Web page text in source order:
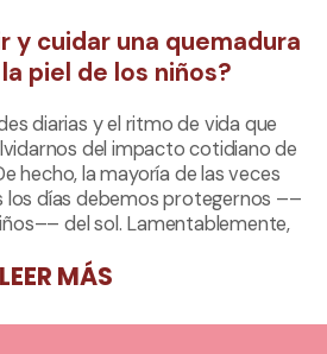
y cuidar una quemadura
piel de los niños?
diarias y el ritmo de vida que
del impacto cotidiano de
hecho, la mayoría de las veces
días debemos protegernos ––
del sol. Lamentablemente,
está expuesta, o se nos olvida
solares.
LEER MÁS